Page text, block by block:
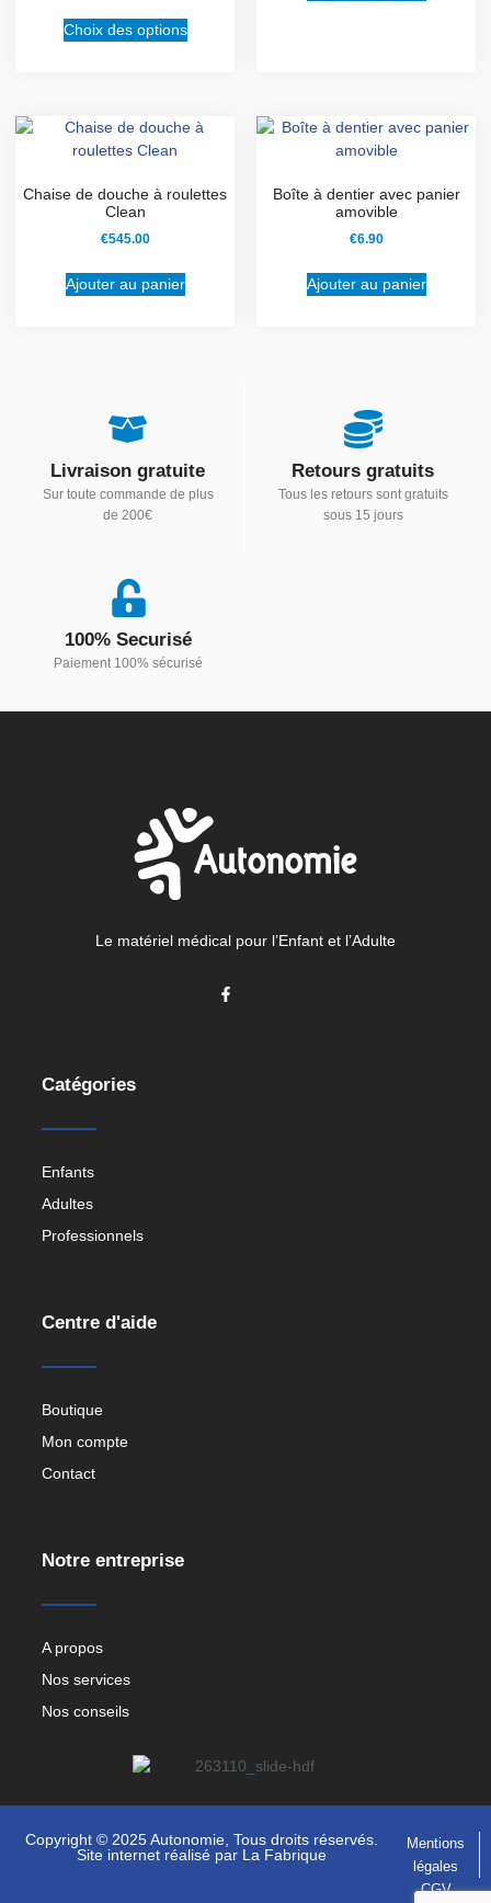
Choix des options
Chaise de douche à roulettes
Clean
€545.00
Ajouter au panier
Boîte à dentier avec panier
amovible
€6.90
Ajouter au panier
Livraison gratuite
Sur toute commande de plus
de 200€
Retours gratuits
Tous les retours sont gratuits
sous 15 jours
100% Securisé
Paiement 100% sécurisé
Le matériel médical pour l’Enfant et l’Adulte
Catégories
Enfants
Adultes
Professionnels
Centre d'aide
Boutique
Mon compte
Contact
Notre entreprise
A propos
Nos services
Nos conseils
Copyright © 2025 Autonomie, Tous droits réservés.
Site internet réalisé par La Fabrique
Mentions
légales
CGV